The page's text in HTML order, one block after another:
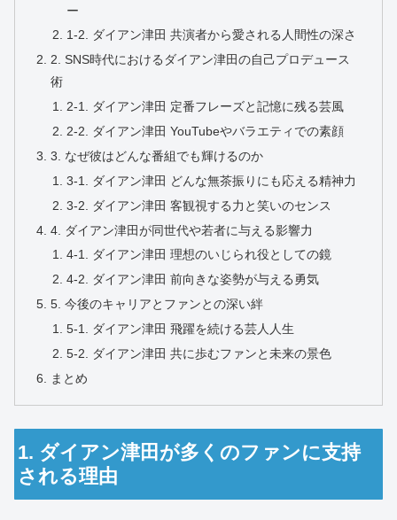
ー
1-2. ダイアン津田 共演者から愛される人間性の深さ
2. SNS時代におけるダイアン津田の自己プロデュース
術
2-1. ダイアン津田 定番フレーズと記憶に残る芸風
2-2. ダイアン津田 YouTubeやバラエティでの素顔
3. なぜ彼はどんな番組でも輝けるのか
3-1. ダイアン津田 どんな無茶振りにも応える精神力
3-2. ダイアン津田 客観視する力と笑いのセンス
4. ダイアン津田が同世代や若者に与える影響力
4-1. ダイアン津田 理想のいじられ役としての鏡
4-2. ダイアン津田 前向きな姿勢が与える勇気
5. 今後のキャリアとファンとの深い絆
5-1. ダイアン津田 飛躍を続ける芸人人生
5-2. ダイアン津田 共に歩むファンと未来の景色
まとめ
1. ダイアン津田が多くのファンに支持
される理由